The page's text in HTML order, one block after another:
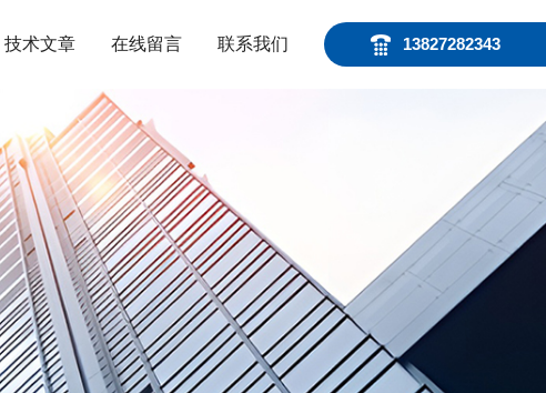
13827282343
技术文章 在线留言 联系我们